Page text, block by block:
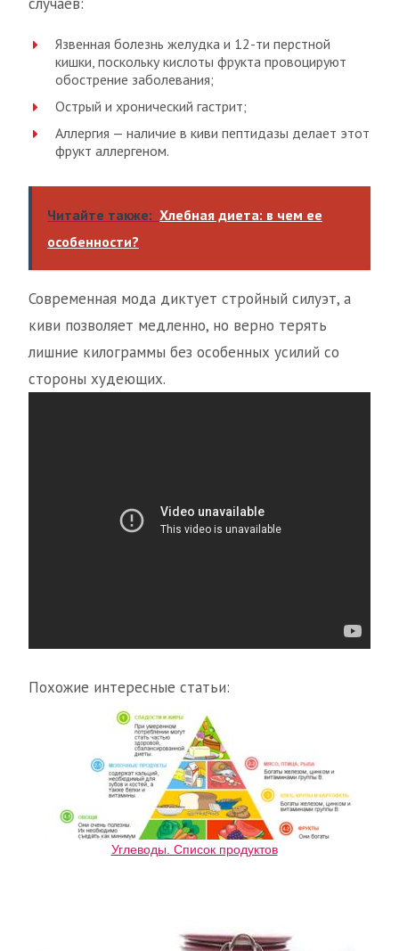
Язвенная болезнь желудка и 12-ти перстной
кишки, поскольку кислоты фрукта провоцируют
обострение заболевания;
Острый и хронический гастрит;
Аллергия — наличие в киви пептидазы делает этот
фрукт аллергеном.
Читайте также: Хлебная диета: в чем ее
особенности?
Современная мода диктует стройный силуэт, а
киви позволяет медленно, но верно терять
лишние килограммы без особенных усилий со
стороны худеющих.
Похожие интересные статьи:
Углеводы. Список продуктов